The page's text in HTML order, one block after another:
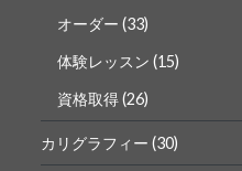
オーダー (33)
体験レッスン (15)
資格取得(26)
カリグラフィー (30)